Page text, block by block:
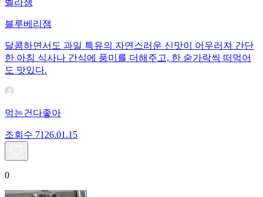
벨라잼
블루베리잼
달콤하면서도 과일 특유의 자연스러운 신맛이 어우러져 간단
한 아침 식사나 간식에 풍미를 더해주고, 한 숟가락씩 떠먹어
도 맛있다.
먹는건다좋아
조회수 71 26.01.15
0